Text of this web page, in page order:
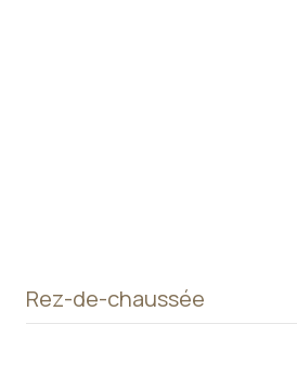
Rez-de-chaussée